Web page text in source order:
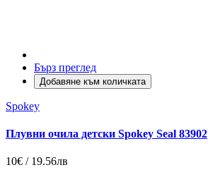
Бърз преглед
Добавяне към количката
Spokey
Плувни очила детски Spokey Seal 83902
10€ / 19.56лв